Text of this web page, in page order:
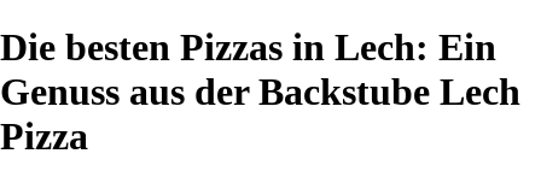
Die besten Pizzas in Lech: Ein
Genuss aus der Backstube Lech
Pizza